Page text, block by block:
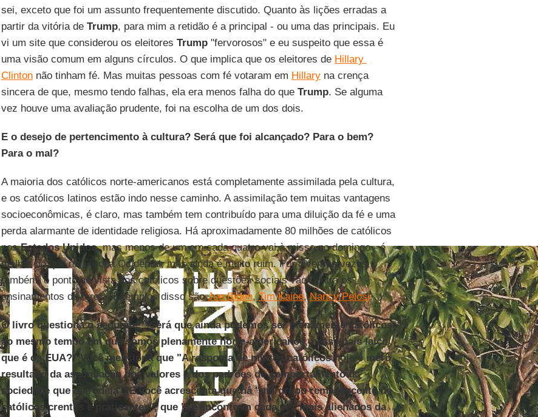
sei, exceto que foi um assunto frequentemente discutido. Quanto às lições erradas a
partir da vitória de Trump, para mim a retidão é a principal - ou uma das principais. Eu
vi um site que considerou os eleitores Trump"fervorosos" e eu suspeito que essa é
uma visão comum em alguns círculos. O que implica que os eleitores de Hillary
Clintonnão tinham fé. Mas muitas pessoas com fé votaram em Hillaryna crença
sincera de que, mesmo tendo falhas, ela era menos falha do que Trump. Se alguma
vez houve uma avaliação prudente, foi na escolha de um dos dois.
E o desejo de pertencimento à cultura? Será que foi alcançado? Para o bem?
Para o mal?
A maioria dos católicos norte-americanos está completamente assimilada pela cultura,
e os católicos latinos estão indo nesse caminho. A assimilação tem muitas vantagens
socioeconômicas, é claro, mas também tem contribuído para uma diluição da fé e uma
perda alarmante de identidade religiosa. Há aproximadamente 80 milhões de católicos
nosEstados Unidos, mas menos de um em cada quatro vai à missa no domingo - é
melhor do que na Europa Ocidental, mas ainda é muito ruim. Por diversas vezes,
também, o ponto de vista dos católicos sobre questões sociais vão contra os
ensinamentos da Igreja. Exemplos disso sãoJoe Biden, Tim Kaine,Nancy Pelosi.
O livro questiona o seguinte: "Será que ainda podemos ser plenamente católicos,
ao mesmo tempo em que somos plenamente norte-americanos, nesse país laico
que é os EUA?" Você menciona que "A resposta de muitos católicos hoje é mero
resultado da assimilação dos valores e dos padrões de comportamento da
sociedade que os rodeia". E você acrescenta que há "um grupo remanescente de
católicos crentes e praticantes", que "se encontram cada vez mais alienados da